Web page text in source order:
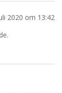
2020 om 13:42